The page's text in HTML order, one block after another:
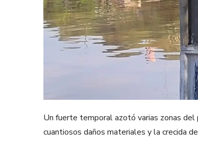
Un fuerte temporal azotó varias zonas del
cuantiosos daños materiales y la crecida